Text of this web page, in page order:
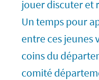
jouer discuter et
Un temps pour
entre ces jeunes
coins du
comité